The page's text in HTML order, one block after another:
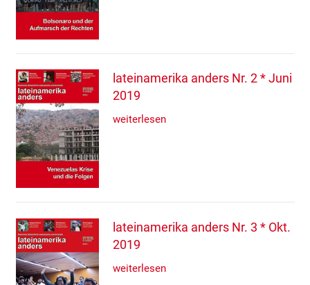
lateinamerika anders Nr. 2 * Juni
2019
weiterlesen
lateinamerika anders Nr. 3 * Okt.
2019
weiterlesen